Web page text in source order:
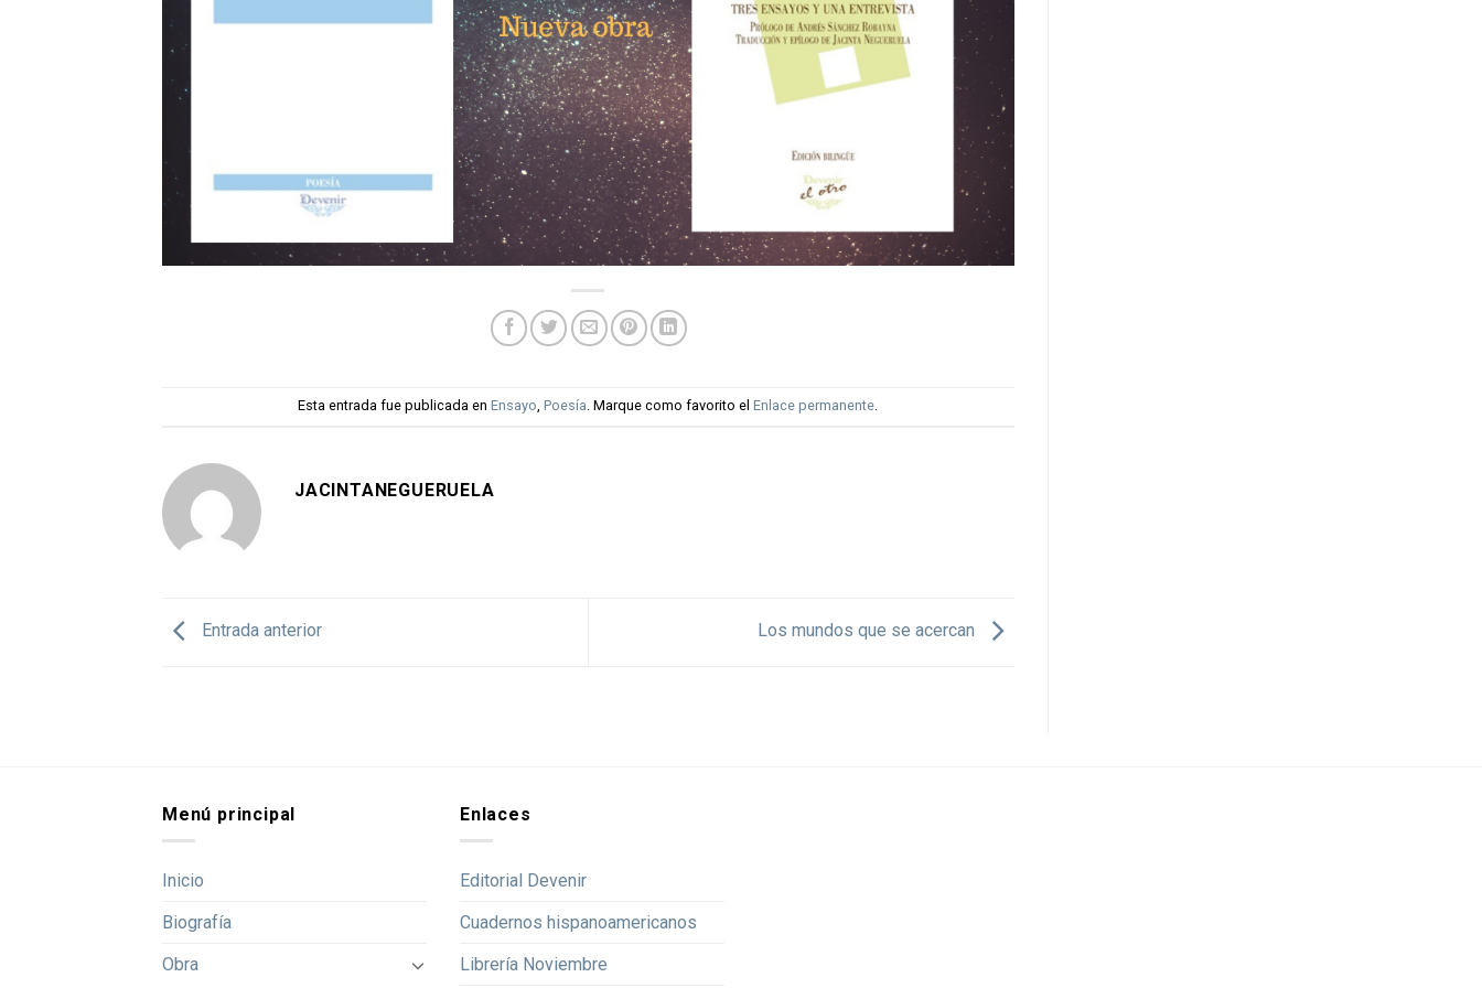
Esta entrada fue publicada enEnsayo,Poesía. Marque como favorito elEnlace permanente.
JACINTANEGUERUELA
Entrada anterior Los mundos que se acercan
Menú principal
Inicio
Biografía
Obra
Enlaces
Editorial Devenir
Cuadernos hispanoamericanos
Librería Noviembre